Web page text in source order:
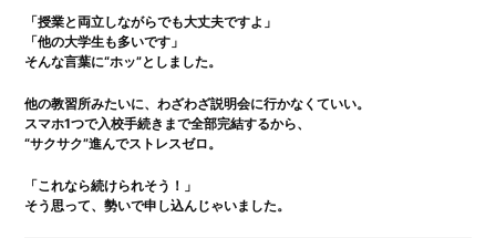
「授業と両立しながらでも大丈夫ですよ」
「他の大学生も多いです」
そんな言葉に“ホッ”としました。
他の教習所みたいに、わざわざ説明会に行かなくていい。
スマホ1つで入校手続きまで全部完結するから、
“サクサク”進んでストレスゼロ。
「これなら続けられそう！」
そう思って、勢いで申し込んじゃいました。